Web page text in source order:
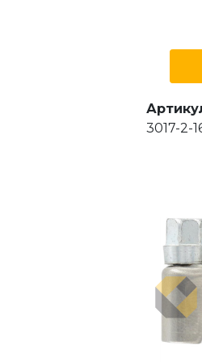
3017-2-